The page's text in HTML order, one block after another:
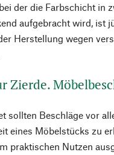
der die Farbschicht in
aufgebracht wird, ist
Herstellung wegen
Zierde.
sollten Beschläge vor
eines Möbelstücks zu
praktischen Nutzen